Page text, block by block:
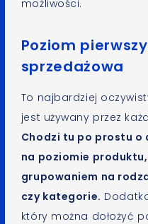
możliwości.
Poziom
sprzedażowa
To najbardziej
jest używany przez
Chodzi tu po prostu o
na poziomie
grupowaniem na
czy kategorie.
który można dołożyć